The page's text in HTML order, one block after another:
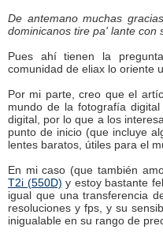
De antemano muchas
dominicanos tire pa' lante con
Pues ahí tienen la
comunidad de eliax lo oriente
Por mi parte, creo que el
mundo de la fotografía
digital, por lo que a los
punto de inicio (que incluye
lentes baratos, útiles para el
En mi caso (que también
T2i (550D) y estoy bastante
igual que una transferencia
resoluciones y fps, y su
inigualable en su rango de